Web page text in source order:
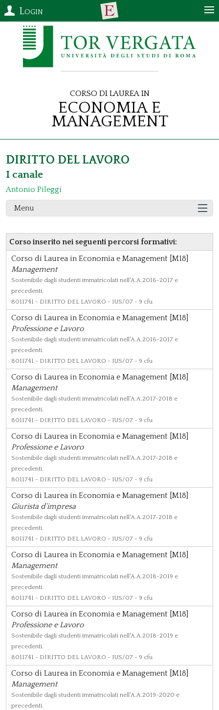
Login
Corso di Laurea in
Economia e
Management
DIRITTO DEL LAVORO
I canale
Antonio Pileggi
Menu
Corso inserito nei seguenti percorsi formativi:
Corso di Laurea in Economia e Management [M18]
Management
Sostenibile dagli studenti immatricolati nell'A.A.2016-2017 e
precedenti.
8011741 - DIRITTO DEL LAVORO - IUS/07 - 9 cfu
Corso di Laurea in Economia e Management [M18]
Professione e Lavoro
Sostenibile dagli studenti immatricolati nell'A.A.2016-2017 e
precedenti.
8011741 - DIRITTO DEL LAVORO - IUS/07 - 9 cfu
Corso di Laurea in Economia e Management [M18]
Management
Sostenibile dagli studenti immatricolati nell'A.A.2017-2018 e
precedenti.
8011741 - DIRITTO DEL LAVORO - IUS/07 - 9 cfu
Corso di Laurea in Economia e Management [M18]
Professione e Lavoro
Sostenibile dagli studenti immatricolati nell'A.A.2017-2018 e
precedenti.
8011741 - DIRITTO DEL LAVORO - IUS/07 - 9 cfu
Corso di Laurea in Economia e Management [M18]
Giurista d'impresa
Sostenibile dagli studenti immatricolati nell'A.A.2017-2018 e
precedenti.
8011741 - DIRITTO DEL LAVORO - IUS/07 - 9 cfu
Corso di Laurea in Economia e Management [M18]
Management
Sostenibile dagli studenti immatricolati nell'A.A.2018-2019 e
precedenti.
8011741 - DIRITTO DEL LAVORO - IUS/07 - 9 cfu
Corso di Laurea in Economia e Management [M18]
Professione e Lavoro
Sostenibile dagli studenti immatricolati nell'A.A.2018-2019 e
precedenti.
8011741 - DIRITTO DEL LAVORO - IUS/07 - 9 cfu
Corso di Laurea in Economia e Management [M18]
Management
Sostenibile dagli studenti immatricolati nell'A.A.2019-2020 e
precedenti.